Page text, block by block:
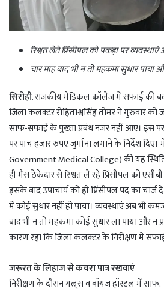
रिश्वत लेते प्रिंसीपल को पकड़ा पर
चार माह बाद भी न तो महकमा सुधार पाया
सिरोही. राजकीय मेडिकल कॉलेज में सफाई की
जिला कलक्टर रोहिताश्वसिंह तोमर ने गुरुवार को
साफ-सफाई के पुख्ता प्रबंध नजर नहीं आए। इस
पर पांच हजार रुपए जुर्माना लगाने के निर्देश
Government Medical College) की यह
ही मैस ठेकेदार से रिश्वत ले रहे प्रिंसीपल को
इसके बाद उपाचार्य को ही प्रिंसीपल पद का
में कोई सुधार नहीं हो पाया। व्यवस्थाएं अब भी
बाद भी न तो महकमा कोई सुधार ला पाया और न
कारण रहा कि जिला कलक्टर के निरीक्षण में
जरूरत के लिहाज से कचरा पात्र रखवाएं
निरीक्षण के दौरान गल्र्स व बॉयज हॉस्टल में